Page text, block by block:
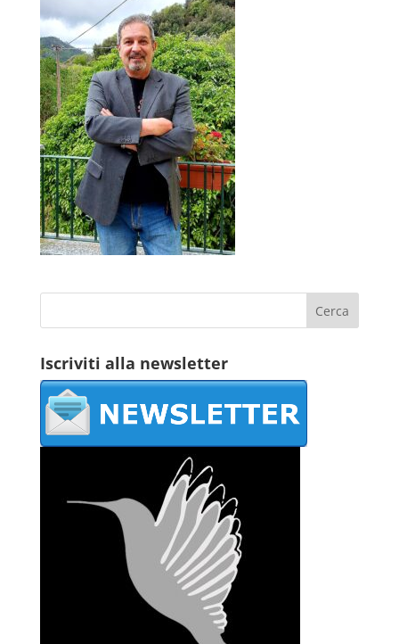
Iscriviti alla newsletter